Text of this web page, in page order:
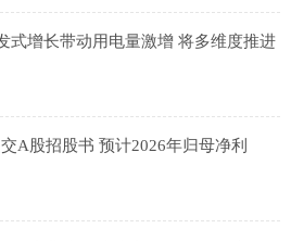
式增长带动用电量激增 将多维度推进
A股招股书 预计2026年归母净利